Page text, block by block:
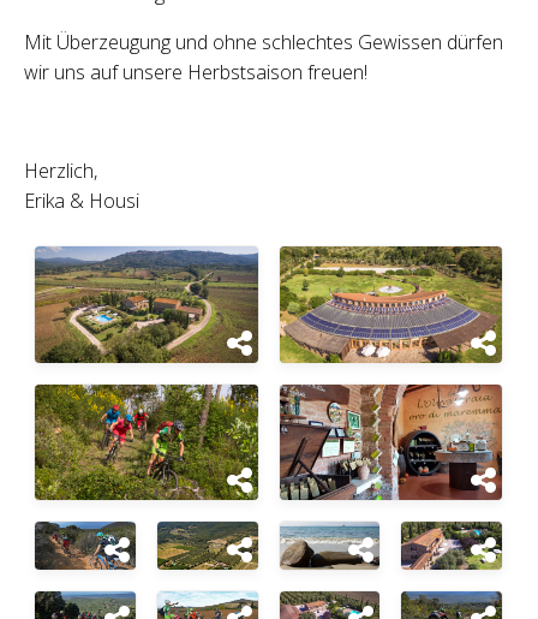
Mit Überzeugung und ohne schlechtes Gewissen dürfen
wir uns auf unsere Herbstsaison freuen!
Herzlich,
Erika & Housi